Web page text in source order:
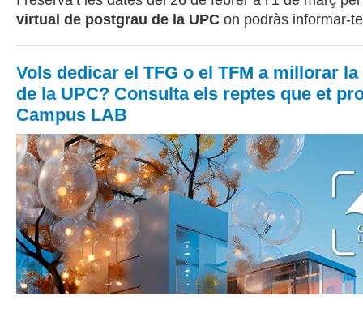
virtual de postgrau de la UPC on podràs informar-
Vols dedicar el TFG o el TFM a millorar
de la UPC? Consulta els reptes que et
Campus LAB